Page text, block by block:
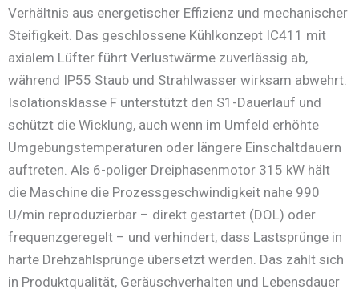
Verhältnis aus energetischer Effizienz und mechanischer
Steifigkeit. Das geschlossene Kühlkonzept IC411 mit
axialem Lüfter führt Verlustwärme zuverlässig ab,
während IP55 Staub und Strahlwasser wirksam abwehrt.
Isolationsklasse F unterstützt den S1-Dauerlauf und
schützt die Wicklung, auch wenn im Umfeld erhöhte
Umgebungstemperaturen oder längere Einschaltdauern
auftreten. Als 6-poliger Dreiphasenmotor 315 kW hält
die Maschine die Prozessgeschwindigkeit nahe 990
U/min reproduzierbar – direkt gestartet (DOL) oder
frequenzgeregelt – und verhindert, dass Lastsprünge in
harte Drehzahlsprünge übersetzt werden. Das zahlt sich
in Produktqualität, Geräuschverhalten und Lebensdauer